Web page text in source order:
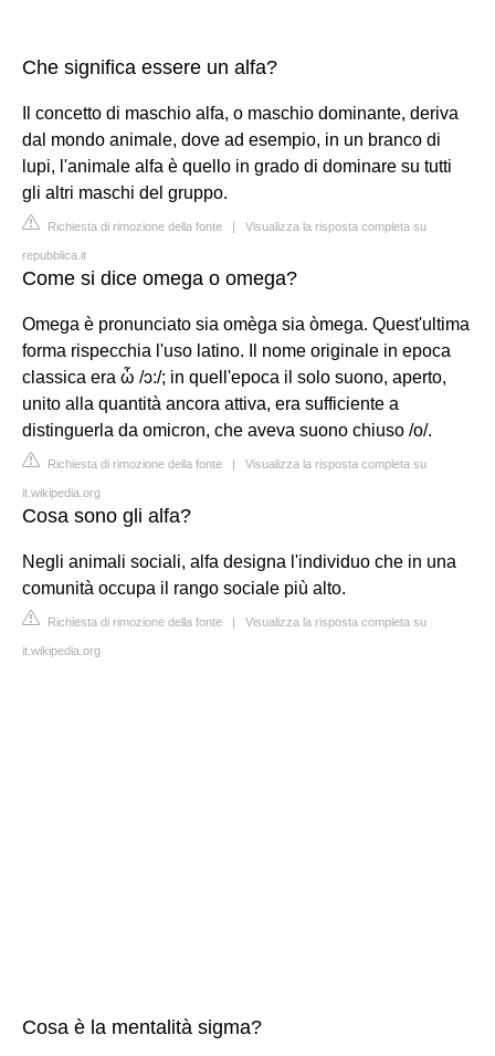
Che significa essere un alfa?
Il concetto di maschio alfa, o maschio dominante, deriva
dal mondo animale, dove ad esempio, in un branco di
lupi, l'animale alfa è quello in grado di dominare su tutti
gli altri maschi del gruppo.
Richiesta di rimozione della fonte | Visualizza la risposta completa su
repubblica.it
Come si dice omega o omega?
Omega è pronunciato sia omèga sia òmega. Quest'ultima
forma rispecchia l'uso latino. Il nome originale in epoca
classica era ὦ /ɔ:/; in quell'epoca il solo suono, aperto,
unito alla quantità ancora attiva, era sufficiente a
distinguerla da omicron, che aveva suono chiuso /o/.
Richiesta di rimozione della fonte | Visualizza la risposta completa su
it.wikipedia.org
Cosa sono gli alfa?
Negli animali sociali, alfa designa l'individuo che in una
comunità occupa il rango sociale più alto.
Richiesta di rimozione della fonte | Visualizza la risposta completa su
it.wikipedia.org
Cosa è la mentalità sigma?